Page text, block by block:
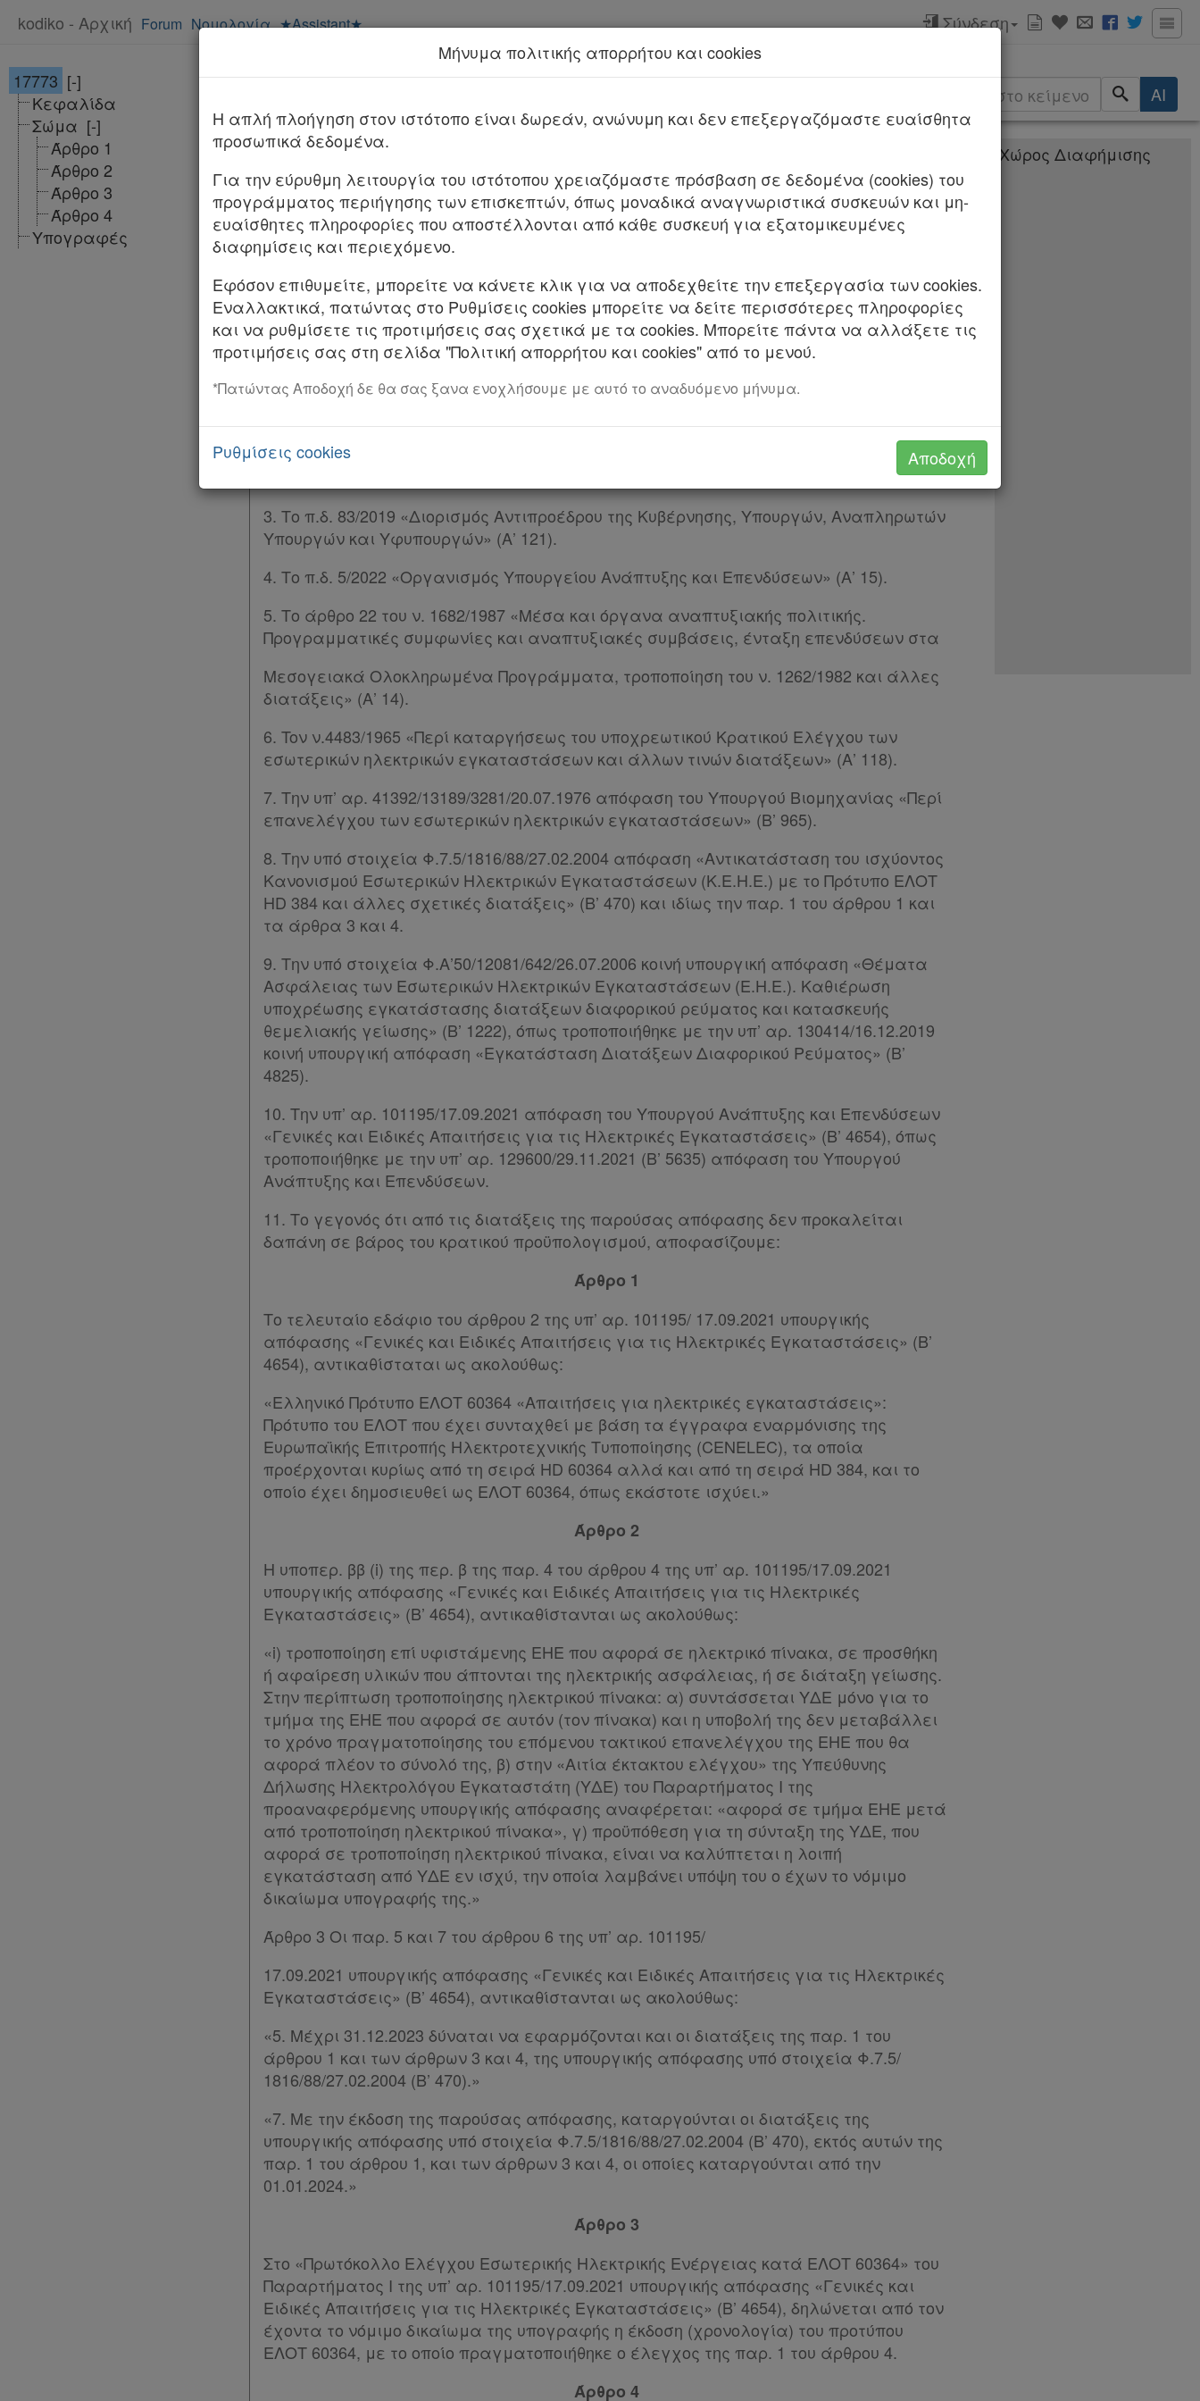
kodiko - Αρχική Forum Νομολογία ★Assistant★ Σύνδεση
17773 [-]
Κεφαλίδα
Σώμα [-]
Άρθρο 1
Άρθρο 2
Άρθρο 3
Άρθρο 4
Υπογραφές
Νέα υπηρεσία Kodiko Assistant.
AI
Αριθμ. 17773
Τροποποίηση της υπ’ αρ. 101195/ 17.09.2021 απόφασης του Υπουργού Ανάπτυξης και
Επενδύσεων «Γενικές και Ειδικές Απαιτήσεις για τις Ηλεκτρικές Εγκαταστάσεις» (Β’
4654).
ΑΝΑΠΤΥΞΗΣ ΚΑΙ ΕΠΕΝΔΥΣΕΩΝ
Έχοντας υπόψη: 1. Τον ν. 4622/2019 «Επιτελικό Κράτος: οργάνωση, λειτουργία και
διοίκησης» (Α’ 133).
2. Το π.δ. 81/2019 «Σύσταση, συγχώνευση, μετονομασία και κατάργηση Υπουργείων
και καθορισμός των αρμοδιοτήτων τους Μεταφορά υπηρεσιών και αρμοδιοτήτων
3. Το π.δ. 83/2019 «Διορισμός Αντιπροέδρου της Κυβέρνησης, Υπουργών, Αναπληρωτών
Υπουργών και Υφυπουργών» (Α’ 121).
4. Το π.δ. 5/2022 «Οργανισμός Υπουργείου Ανάπτυξης και Επενδύσεων» (Α’ 15).
5. Το άρθρο 22 του ν. 1682/1987 «Μέσα και όργανα αναπτυξιακής πολιτικής.
Προγραμματικές συμφωνίες και αναπτυξιακές συμβάσεις, ένταξη επενδύσεων στα
Μεσογειακά Ολοκληρωμένα Προγράμματα, τροποποίηση του ν. 1262/1982 και άλλες
διατάξεις» (Α’ 14).
6. Toν ν.4483/1965 «Περί καταργήσεως του υποχρεωτικού Κρατικού Ελέγχου των
εσωτερικών ηλεκτρικών εγκαταστάσεων και άλλων τινών διατάξεων» (Α’ 118).
7. Την υπ’ αρ. 41392/13189/3281/20.07.1976 απόφαση του Υπουργού Βιομηχανίας «Περί
επανελέγχου των εσωτερικών ηλεκτρικών εγκαταστάσεων» (Β’ 965).
8. Την υπό στοιχεία Φ.7.5/1816/88/27.02.2004 απόφαση «Αντικατάσταση του ισχύοντος
Κανονισμού Εσωτερικών Ηλεκτρικών Εγκαταστάσεων (Κ.Ε.Η.Ε.) με το Πρότυπο ΕΛΟΤ
HD 384 και άλλες σχετικές διατάξεις» (Β’ 470) και ιδίως την παρ. 1 του άρθρου 1 και
τα άρθρα 3 και 4.
9. Την υπό στοιχεία Φ.Α’50/12081/642/26.07.2006 κοινή υπουργική απόφαση «Θέματα
Ασφάλειας των Εσωτερικών Ηλεκτρικών Εγκαταστάσεων (Ε.Η.Ε.). Καθιέρωση
υποχρέωσης εγκατάστασης διατάξεων διαφορικού ρεύματος και κατασκευής
θεμελιακής γείωσης» (Β’ 1222), όπως τροποποιήθηκε με την υπ’ αρ. 130414/16.12.2019
κοινή υπουργική απόφαση «Εγκατάσταση Διατάξεων Διαφορικού Ρεύματος» (Β’
4825).
10. Την υπ’ αρ. 101195/17.09.2021 απόφαση του Υπουργού Ανάπτυξης και Επενδύσεων
«Γενικές και Ειδικές Απαιτήσεις για τις Ηλεκτρικές Εγκαταστάσεις» (Β’ 4654), όπως
τροποποιήθηκε με την υπ’ αρ. 129600/29.11.2021 (Β’ 5635) απόφαση του Υπουργού
Ανάπτυξης και Επενδύσεων.
11. Το γεγονός ότι από τις διατάξεις της παρούσας απόφασης δεν προκαλείται
δαπάνη σε βάρος του κρατικού προϋπολογισμού, αποφασίζουμε:
Άρθρο 1
Το τελευταίο εδάφιο του άρθρου 2 της υπ’ αρ. 101195/ 17.09.2021 υπουργικής
απόφασης «Γενικές και Ειδικές Απαιτήσεις για τις Ηλεκτρικές Εγκαταστάσεις» (Β’
4654), αντικαθίσταται ως ακολούθως:
«Ελληνικό Πρότυπο ΕΛΟΤ 60364 «Απαιτήσεις για ηλεκτρικές εγκαταστάσεις»:
Πρότυπο του ΕΛΟΤ που έχει συνταχθεί με βάση τα έγγραφα εναρμόνισης της
Ευρωπαϊκής Επιτροπής Ηλεκτροτεχνικής Τυποποίησης (CENELEC), τα οποία
προέρχονται κυρίως από τη σειρά HD 60364 αλλά και από τη σειρά HD 384, και το
οποίο έχει δημοσιευθεί ως ΕΛΟΤ 60364, όπως εκάστοτε ισχύει.»
Άρθρο 2
Η υποπερ. ββ (i) της περ. β της παρ. 4 του άρθρου 4 της υπ’ αρ. 101195/17.09.2021
υπουργικής απόφασης «Γενικές και Ειδικές Απαιτήσεις για τις Ηλεκτρικές
Εγκαταστάσεις» (Β’ 4654), αντικαθίστανται ως ακολούθως:
«i) τροποποίηση επί υφιστάμενης ΕΗΕ που αφορά σε ηλεκτρικό πίνακα, σε προσθήκη
ή αφαίρεση υλικών που άπτονται της ηλεκτρικής ασφάλειας, ή σε διάταξη γείωσης.
Στην περίπτωση τροποποίησης ηλεκτρικού πίνακα: α) συντάσσεται ΥΔΕ μόνο για το
τμήμα της ΕΗΕ που αφορά σε αυτόν (τον πίνακα) και η υποβολή της δεν μεταβάλλει
το χρόνο πραγματοποίησης του επόμενου τακτικού επανελέγχου της ΕΗΕ που θα
αφορά πλέον το σύνολό της, β) στην «Αιτία έκτακτου ελέγχου» της Υπεύθυνης
Δήλωσης Ηλεκτρολόγου Εγκαταστάτη (ΥΔΕ) του Παραρτήματος Ι της
προαναφερόμενης υπουργικής απόφασης αναφέρεται: «αφορά σε τμήμα ΕΗΕ μετά
από τροποποίηση ηλεκτρικού πίνακα», γ) προϋπόθεση για τη σύνταξη της ΥΔΕ, που
αφορά σε τροποποίηση ηλεκτρικού πίνακα, είναι να καλύπτεται η λοιπή
εγκατάσταση από ΥΔΕ εν ισχύ, την οποία λαμβάνει υπόψη του ο έχων το νόμιμο
δικαίωμα υπογραφής της.»
Άρθρο 3 Οι παρ. 5 και 7 του άρθρου 6 της υπ’ αρ. 101195/
17.09.2021 υπουργικής απόφασης «Γενικές και Ειδικές Απαιτήσεις για τις Ηλεκτρικές
Εγκαταστάσεις» (Β’ 4654), αντικαθίστανται ως ακολούθως:
«5. Μέχρι 31.12.2023 δύναται να εφαρμόζονται και οι διατάξεις της παρ. 1 του
άρθρου 1 και των άρθρων 3 και 4, της υπουργικής απόφασης υπό στοιχεία Φ.7.5/
1816/88/27.02.2004 (Β’ 470).»
«7. Με την έκδοση της παρούσας απόφασης, καταργούνται οι διατάξεις της
υπουργικής απόφασης υπό στοιχεία Φ.7.5/1816/88/27.02.2004 (Β’ 470), εκτός αυτών της
παρ. 1 του άρθρου 1, και των άρθρων 3 και 4, οι οποίες καταργούνται από την
01.01.2024.»
Άρθρο 3
Στο «Πρωτόκολλο Ελέγχου Εσωτερικής Ηλεκτρικής Ενέργειας κατά ΕΛΟΤ 60364» του
Παραρτήματος Ι της υπ’ αρ. 101195/17.09.2021 υπουργικής απόφασης «Γενικές και
Ειδικές Απαιτήσεις για τις Ηλεκτρικές Εγκαταστάσεις» (Β’ 4654), δηλώνεται από τον
έχοντα το νόμιμο δικαίωμα της υπογραφής η έκδοση (χρονολογία) του προτύπου
ΕΛΟΤ 60364, με το οποίο πραγματοποιήθηκε ο έλεγχος της παρ. 1 του άρθρου 4.
Άρθρο 4
Μήνυμα πολιτικής απορρήτου και cookies
H απλή πλοήγηση στον ιστότοπο είναι δωρεάν, ανώνυμη και δεν επεξεργαζόμαστε ευαίσθητα
προσωπικά δεδομένα.
Για την εύρυθμη λειτουργία του ιστότοπου χρειαζόμαστε πρόσβαση σε δεδομένα (cookies) του
προγράμματος περιήγησης των επισκεπτών, όπως μοναδικά αναγνωριστικά συσκευών και μη-
ευαίσθητες πληροφορίες που αποστέλλονται από κάθε συσκευή για εξατομικευμένες
διαφημίσεις και περιεχόμενο.
Εφόσον επιθυμείτε, μπορείτε να κάνετε κλικ για να αποδεχθείτε την επεξεργασία των cookies.
Εναλλακτικά, πατώντας στο Ρυθμίσεις cookies μπορείτε να δείτε περισσότερες πληροφορίες
και να ρυθμίσετε τις προτιμήσεις σας σχετικά με τα cookies. Μπορείτε πάντα να αλλάξετε τις
προτιμήσεις σας στη σελίδα "Πολιτική απορρήτου και cookies" από το μενού.
*Πατώντας Αποδοχή δε θα σας ξανα ενοχλήσουμε με αυτό το αναδυόμενο μήνυμα.
Ρυθμίσεις cookies Αποδοχή